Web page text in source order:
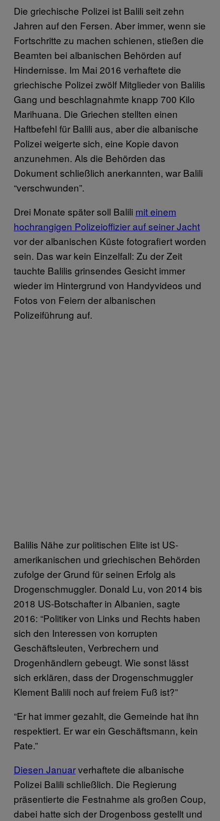
Die griechische Polizei ist Balili seit zehn
Jahren auf den Fersen. Aber immer, wenn sie
Fortschritte zu machen schienen, stießen die
Beamten bei albanischen Behörden auf
Hindernisse. Im Mai 2016 verhaftete die
griechische Polizei zwölf Mitglieder von Balilis
Gang und beschlagnahmte knapp 700 Kilo
Marihuana. Die Griechen stellten einen
Haftbefehl für Balili aus, aber die albanische
Polizei weigerte sich, eine Kopie davon
anzunehmen. Als die Behörden das
Dokument schließlich anerkannten, war Balili
“verschwunden”.
Drei Monate später soll Balili mit einem
hochrangigen Polizeioffizier auf seiner Jacht
vor der albanischen Küste fotografiert worden
sein. Das war kein Einzelfall: Zu der Zeit
tauchte Balilis grinsendes Gesicht immer
wieder im Hintergrund von Handyvideos und
Fotos von Feiern der albanischen
Polizeiführung auf.
Balilis Nähe zur politischen Elite ist US-
amerikanischen und griechischen Behörden
zufolge der Grund für seinen Erfolg als
Drogenschmuggler. Donald Lu, von 2014 bis
2018 US-Botschafter in Albanien, sagte
2016: “Politiker von Links und Rechts haben
sich den Interessen von korrupten
Geschäftsleuten, Verbrechern und
Drogenhändlern gebeugt. Wie sonst lässt
sich erklären, dass der Drogenschmuggler
Klement Balili noch auf freiem Fuß ist?”
“Er hat immer gezahlt, die Gemeinde hat ihn
respektiert. Er war ein Geschäftsmann, kein
Pate.”
Diesen Januarverhaftete die albanische
Polizei Balili schließlich. Die Regierung
präsentierte die Festnahme als großen Coup,
dabei hatte sich der Drogenboss gestellt und